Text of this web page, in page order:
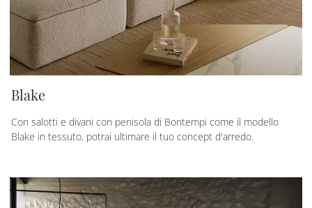
Blake
Con salotti e divani con penisola di Bontempi come il modello
Blake in tessuto, potrai ultimare il tuo concept d'arredo.